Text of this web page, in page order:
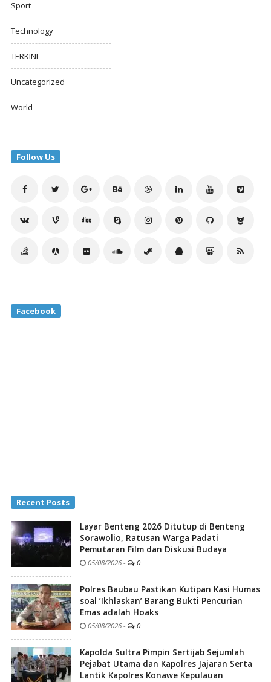
Sport
Technology
TERKINI
Uncategorized
World
Follow Us
Facebook
Recent Posts
Layar Benteng 2026 Ditutup di Benteng
Sorawolio, Ratusan Warga Padati
Pemutaran Film dan Diskusi Budaya
05/08/2026 - 0
Polres Baubau Pastikan Kutipan Kasi Humas
soal ‘Ikhlaskan’ Barang Bukti Pencurian
Emas adalah Hoaks
05/08/2026 - 0
Kapolda Sultra Pimpin Sertijab Sejumlah
Pejabat Utama dan Kapolres Jajaran Serta
Lantik Kapolres Konawe Kepulauan